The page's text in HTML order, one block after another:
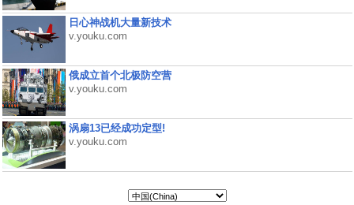
日心神战机大量新技术
v.youku.com
俄成立首个北极防空营
v.youku.com
涡扇13已经成功定型!
v.youku.com